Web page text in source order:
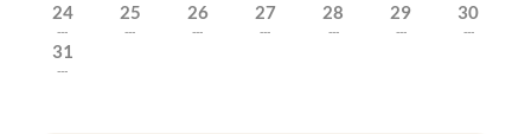
24
---
25
---
26
---
27
---
28
---
29
---
30
---
31
---